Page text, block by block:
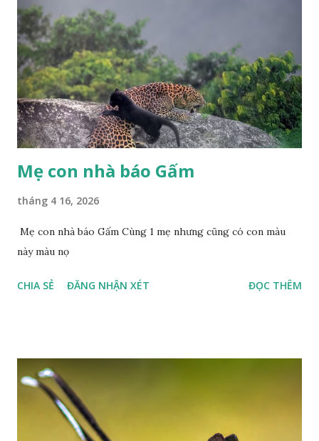
Mẹ con nhà báo Gấm
tháng 4 16, 2026
Mẹ con nhà báo Gấm Cùng 1 mẹ nhưng cũng có con màu
này màu nọ
CHIA SẺ ĐĂNG NHẬN XÉT ĐỌC THÊM